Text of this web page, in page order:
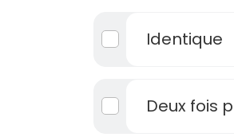
Identique
Deux fois